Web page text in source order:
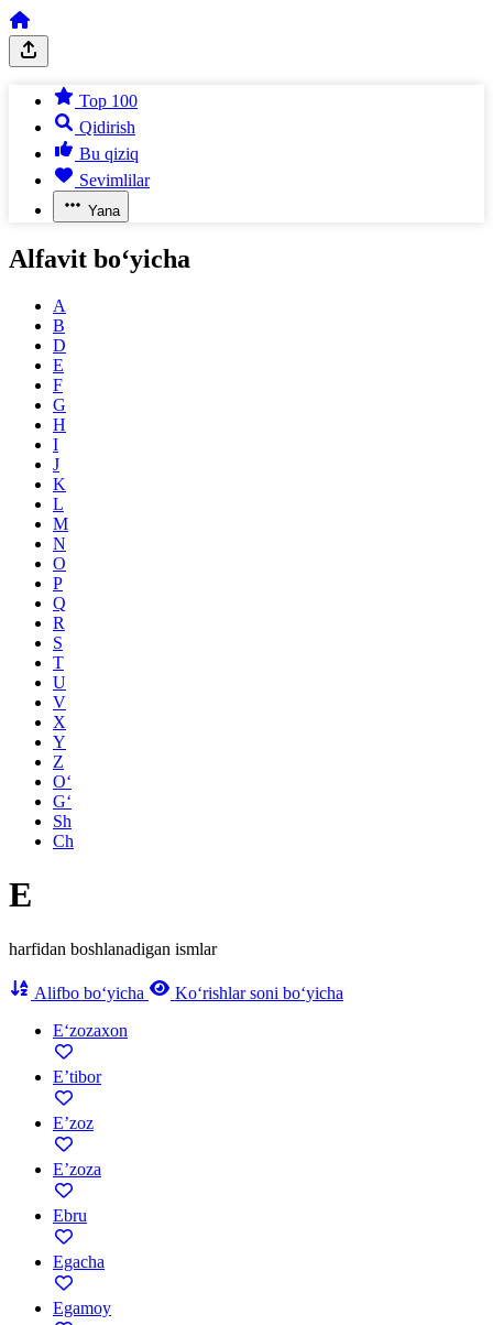
Top 100
Qidirish
Bu qiziq
Sevimlilar
Yana
Alfavit bo‘yicha
A
B
D
E
F
G
H
I
J
K
L
M
N
O
P
Q
R
S
T
U
V
X
Y
Z
O‘
G‘
Sh
Ch
E
harfidan boshlanadigan ismlar
Alifbo bo‘yicha
Ko‘rishlar soni bo‘yicha
E‘zozaxon
E’tibor
E’zoz
E’zoza
Ebru
Egacha
Egamoy